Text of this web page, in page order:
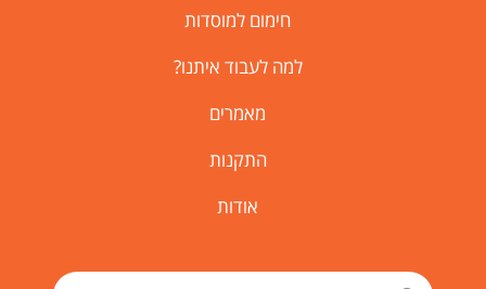
חימום למוסדות
למה לעבוד איתנו?
מאמרים
התקנות
אודות